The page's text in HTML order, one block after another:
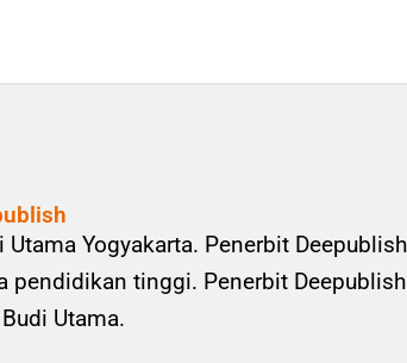
Yogyakarta. Penerbit
tinggi. Penerbit
Utama.